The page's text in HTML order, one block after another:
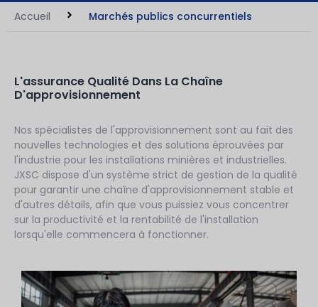
Accueil Marchés publics concurrentiels
L'assurance Qualité Dans La Chaîne
D'approvisionnement
Nos spécialistes de l'approvisionnement sont au fait des
nouvelles technologies et des solutions éprouvées par
l'industrie pour les installations minières et industrielles.
JXSC dispose d'un système strict de gestion de la qualité
pour garantir une chaîne d'approvisionnement stable et
d'autres détails, afin que vous puissiez vous concentrer
sur la productivité et la rentabilité de l'installation
lorsqu'elle commencera à fonctionner.